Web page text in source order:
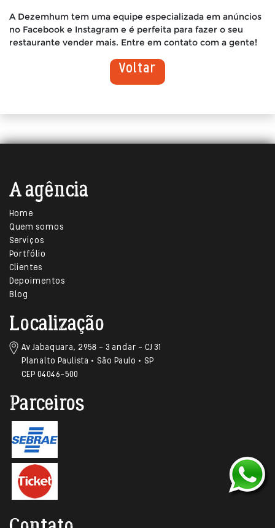
A Dezemhum tem uma equipe especializada em anúncios
no Facebook e Instagram e é perfeita para fazer o seu
restaurante vender mais. Entre em contato com a gente!
Voltar
A agência
Home
Quem somos
Serviços
Portfólio
Clientes
Depoimentos
Blog
Localização
Av Jabaquara, 2958 – 3 andar – CJ 31
Planalto Paulista • São Paulo • SP
CEP 04046-500
Parceiros